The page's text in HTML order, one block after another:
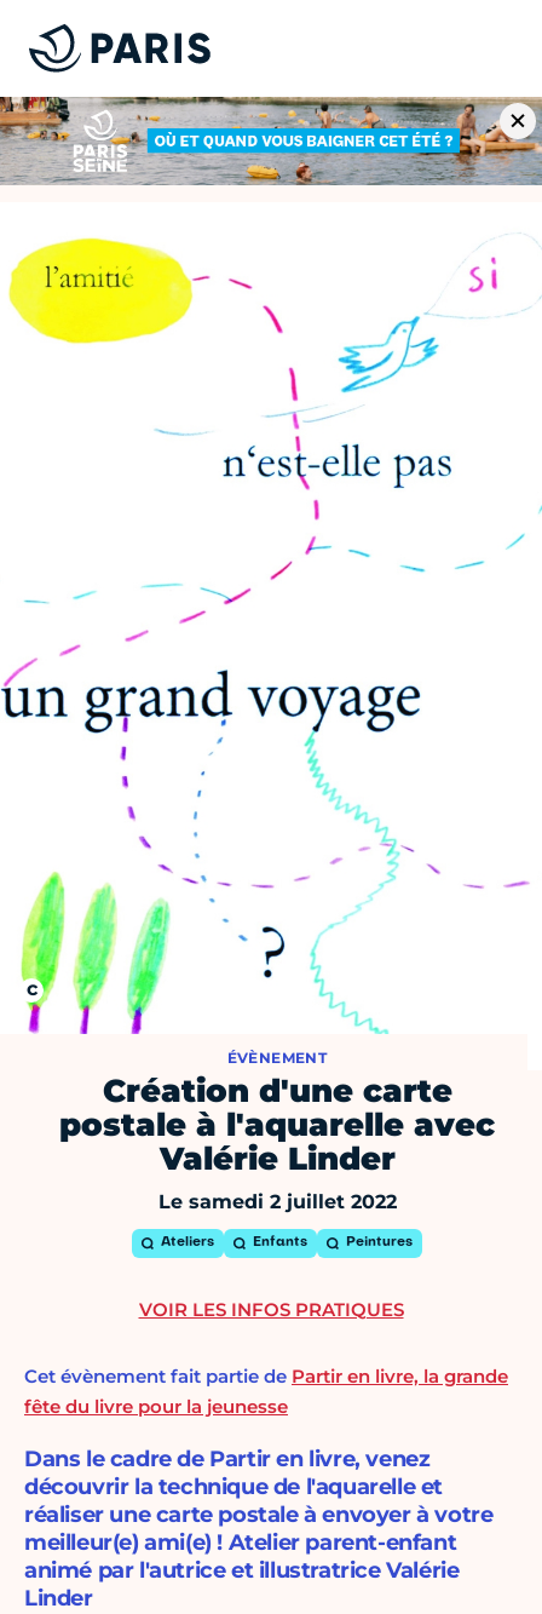
ÉVÈNEMENT
Création d'une carte
postale à l'aquarelle avec
Valérie Linder
Le samedi 2 juillet 2022
Ateliers Enfants Peintures
Cet évènement fait partie de Partir en livre, la grande
fête du livre pour la jeunesse
Dans le cadre de Partir en livre, venez
découvrir la technique de l'aquarelle et
réaliser une carte postale à envoyer à votre
meilleur(e) ami(e) ! Atelier parent-enfant
animé par l'autrice et illustratrice Valérie
Linder
VOIR LES INFOS PRATIQUES